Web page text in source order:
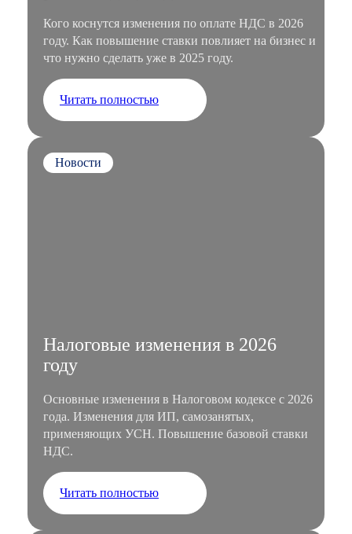
Кого коснутся изменения по оплате НДС в 2026
году. Как повышение ставки повлияет на бизнес и
что нужно сделать уже в 2025 году.
Читать полностью
Новости
Налоговые изменения в 2026
году
Основные изменения в Налоговом кодексе с 2026
года. Изменения для ИП, самозанятых,
применяющих УСН. Повышение базовой ставки
НДС.
Читать полностью